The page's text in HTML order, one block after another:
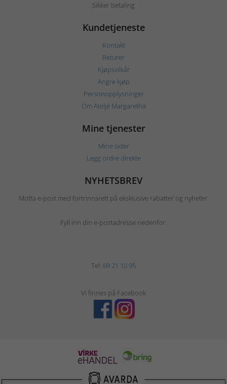
Sikker betaling
Kundetjeneste
Kontakt
Returer
Kjøpsvilkår
Angre kjøp
Personopplysninger
Om Ateljé Margaretha
Mine tjenester
Mine sider
Legg ordre direkte
NYHETSBREV
Motta e-post med fortrinnsrett på eksklusive rabatter og nyheter.
Fyll inn din e-postadresse nedenfor.
Tel: 69 21 10 95
Vi finnes på Facebook